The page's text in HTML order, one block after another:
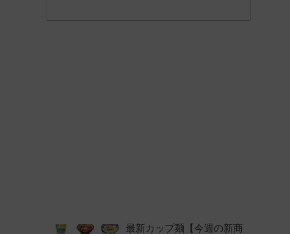
最新カップ麺【今週の新商